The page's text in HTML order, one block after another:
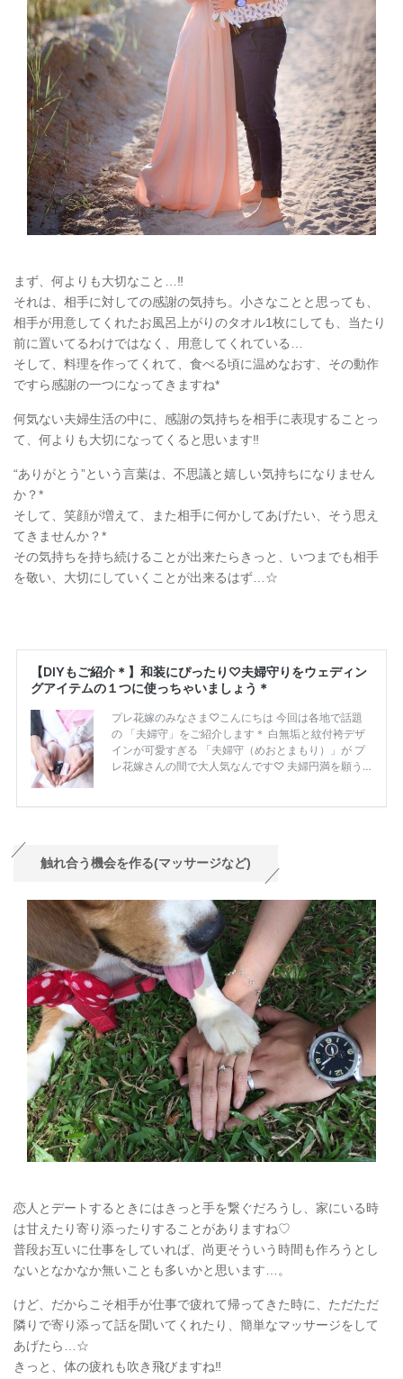
まず、何よりも大切なこと…‼︎
それは、相手に対しての感謝の気持ち。小さなことと思っても、
相手が用意してくれたお風呂上がりのタオル1枚にしても、当たり
前に置いてるわけではなく、用意してくれている…
そして、料理を作ってくれて、食べる頃に温めなおす、その動作
ですら感謝の一つになってきますね*
何気ない夫婦生活の中に、感謝の気持ちを相手に表現することっ
て、何よりも大切になってくると思います‼︎
“ありがとう”という言葉は、不思議と嬉しい気持ちになりません
か？*
そして、笑顔が増えて、また相手に何かしてあげたい、そう思え
てきませんか？*
その気持ちを持ち続けることが出来たらきっと、いつまでも相手
を敬い、大切にしていくことが出来るはず…☆
触れ合う機会を作る(マッサージなど)
恋人とデートするときにはきっと手を繋ぐだろうし、家にいる時
は甘えたり寄り添ったりすることがありますね♡
普段お互いに仕事をしていれば、尚更そういう時間も作ろうとし
ないとなかなか無いことも多いかと思います…。
けど、だからこそ相手が仕事で疲れて帰ってきた時に、ただただ
隣りで寄り添って話を聞いてくれたり、簡単なマッサージをして
あげたら…☆
きっと、体の疲れも吹き飛びますね‼︎